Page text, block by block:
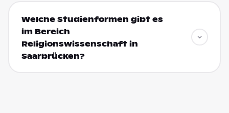
Welche Studienformen gibt es
im Bereich
Religionswissenschaft in
Saarbrücken?